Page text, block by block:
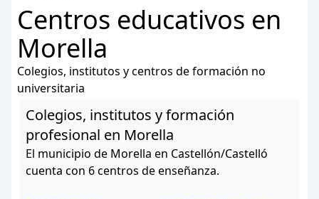
Centros educativos en
Morella
Colegios, institutos y centros de formación no
universitaria
Colegios, institutos y formación
profesional en Morella
El municipio de Morella en Castellón/Castelló
cuenta con 6 centros de enseñanza.